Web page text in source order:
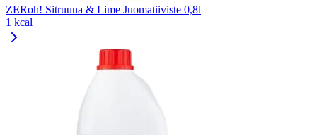
ZERoh! Sitruuna & Lime Juomatiiviste 0,8l
1 kcal